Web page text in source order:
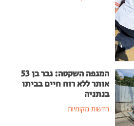
המגפה השקטה: גבר בן 53
אותר ללא רוח חיים בביתו
בנתניה
חדשות מקומיות